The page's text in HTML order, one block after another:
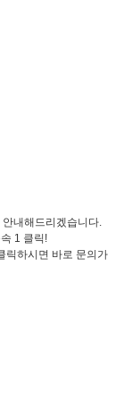
내해드리겠습니다.
1 클릭!
릭하시면 바로 문의가